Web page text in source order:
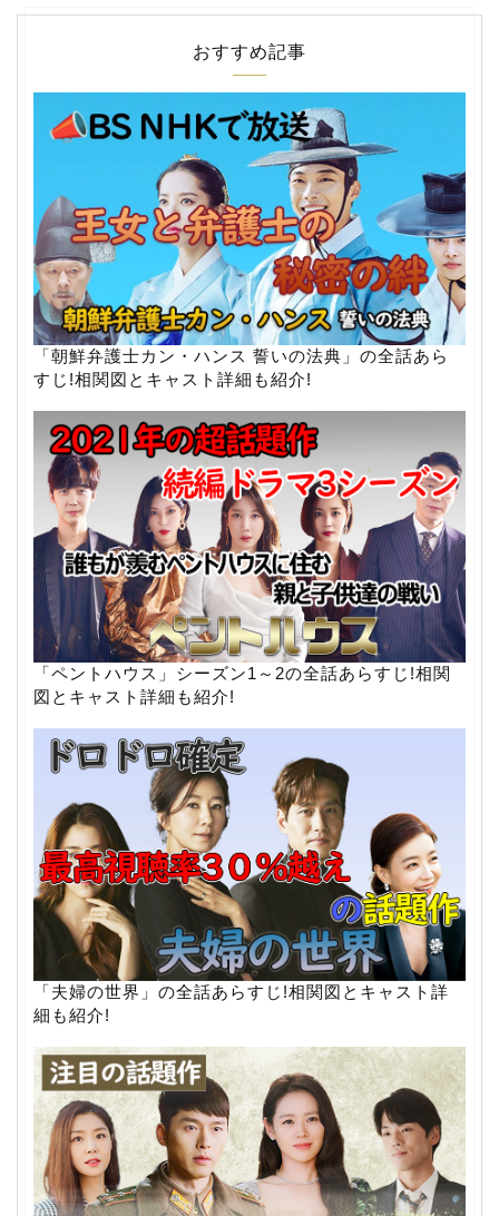
おすすめ記事
「朝鮮弁護士カン・ハンス 誓いの法典」の全話あら
すじ!相関図とキャスト詳細も紹介!
「ペントハウス」シーズン1～2の全話あらすじ!相関
図とキャスト詳細も紹介!
「夫婦の世界」の全話あらすじ!相関図とキャスト詳
細も紹介!